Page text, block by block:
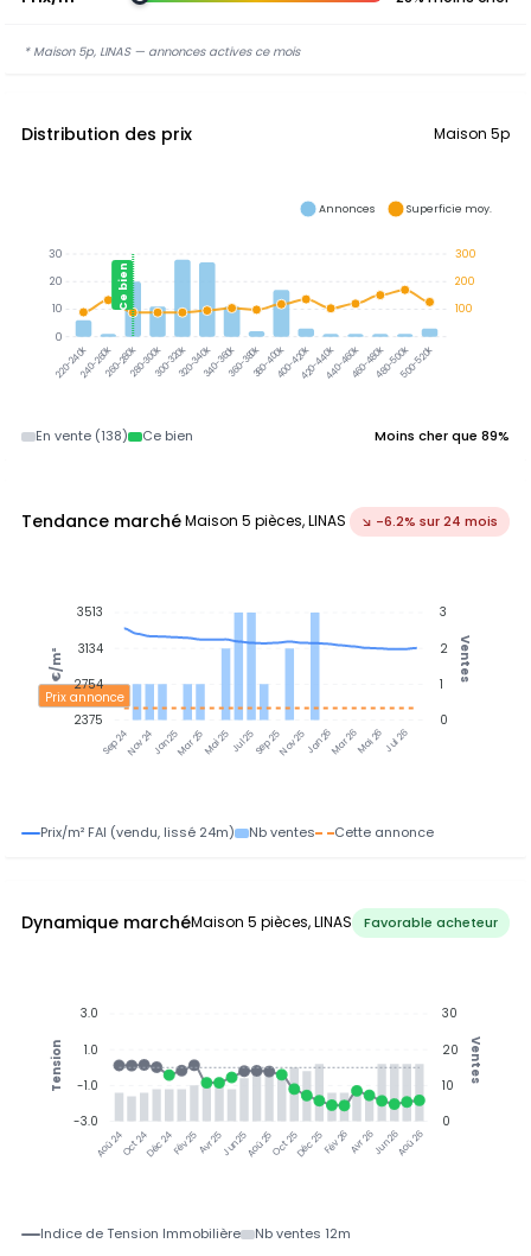
* Maison 5p, LINAS — annonces actives ce mois
Distribution des prix Maison 5p
220-240k240-260k260-280k280-300k300-320k320-340k340-360k360-380k380-400k400-420k420-440k440-460k460-480k480-500k500-520k
Ce bien
300
200
100
30
20
10
0
Annonces Superficie moy.
En vente (138) Ce bien Moins cher que 89%
Tendance marchéMaison 5 pièces, LINAS ↘ -6.2% sur 24 mois
Sep 24Nov 24Jan 25Mar 25Mai 25Jul 25Sep 25Nov 25Jan 26Mar 26Mai 26Jul 26
Prix annonce
3
2
1
0
Ventes
3513
3134
2754
2375
€/m²
Prix/m² FAI (vendu, lissé 24m) Nb ventes Cette annonce
Dynamique marchéMaison 5 pièces, LINAS Favorable acheteur
Aoû 24Oct 24Déc 24Fév 25Avr 25Jun 25Aoû 25Oct 25Déc 25Fév 26Avr 26Jun 26Aoû 26
30
20
10
0
Ventes
3.0
1.0
-1.0
-3.0
Tension
Indice de Tension Immobilière Nb ventes 12m